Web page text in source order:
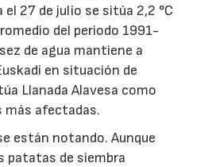
27 de julio se sitúa 2,2 °C
del periodo 1991-
de agua mantiene a
en situación de
Llanada Alavesa como
más afectadas.
están notando. Aunque
patatas de siembra